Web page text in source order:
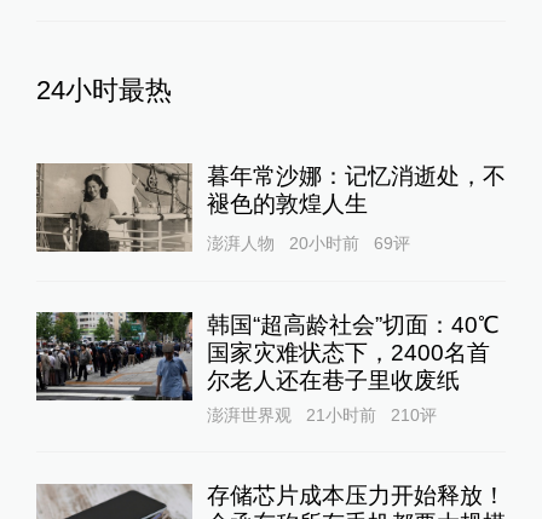
24小时最热
暮年常沙娜：记忆消逝处，不
褪色的敦煌人生
澎湃人物 20小时前 69评
韩国“超高龄社会”切面：40℃
国家灾难状态下，2400名首
尔老人还在巷子里收废纸
澎湃世界观 21小时前 210评
存储芯片成本压力开始释放！